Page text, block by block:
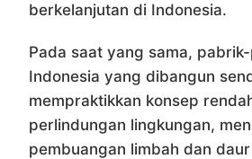
berkelanjutan di Indonesia.
Pada saat yang sama,
Indonesia yang dibangun
mempraktikkan konsep
perlindungan lingkungan,
pembuangan limbah dan